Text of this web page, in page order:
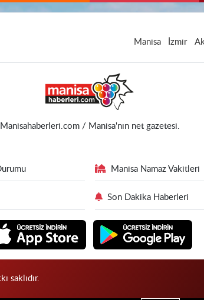
Manisa İzmir
Manisahaberleri.com / Manisa'nın net gazetesi.
Manisa Namaz Vakitleri
Son Dakika Haberleri
saklıdır.